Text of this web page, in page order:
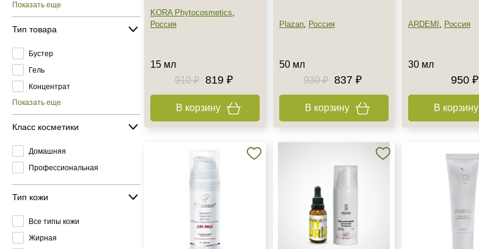
Показать еще
Тип товара
Бустер
Гель
Концентрат
Показать еще
Класс косметики
Домашняя
Профессиональная
Тип кожи
Все типы кожи
Жирная
KORA Phytocosmetics,
Россия
15 мл
910 ₽
819 ₽
В корзину
Plazan, Россия
50 мл
930 ₽
837 ₽
В корзину
ARDEMI , Россия
30 мл
950 ₽
В корзину